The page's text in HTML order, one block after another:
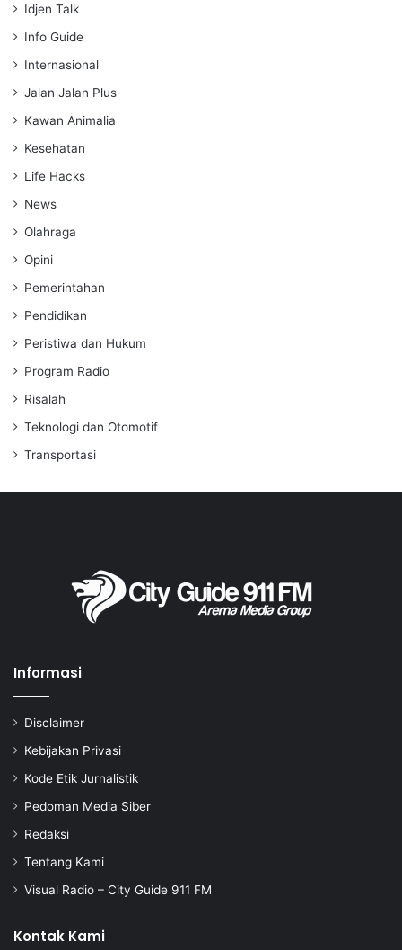
Idjen Talk
Info Guide
Internasional
Jalan Jalan Plus
Kawan Animalia
Kesehatan
Life Hacks
News
Olahraga
Opini
Pemerintahan
Pendidikan
Peristiwa dan Hukum
Program Radio
Risalah
Teknologi dan Otomotif
Transportasi
Informasi
Disclaimer
Kebijakan Privasi
Kode Etik Jurnalistik
Pedoman Media Siber
Redaksi
Tentang Kami
Visual Radio – City Guide 911 FM
Kontak Kami